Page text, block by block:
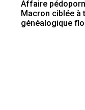
Affaire
Macron ciblée à
généalogique